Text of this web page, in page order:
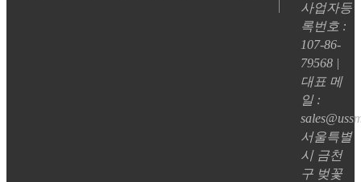
사업자등
록번호 :
107-86-
79568 |
대표 메
일 :
서울특별
시 금천
구 벚꽃